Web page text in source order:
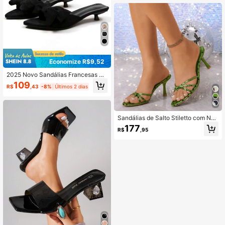
Economize R$9,52
2025 Novo Sandálias Francesas de
Pontas Apontadas com Laço para
Mulheres, Parte Superior em Camur
R$109,43 -8% Últimos 2 dias
Sandálias de Salto Stiletto com Nó
e Estampa de Bolinhas
R$177 ,95